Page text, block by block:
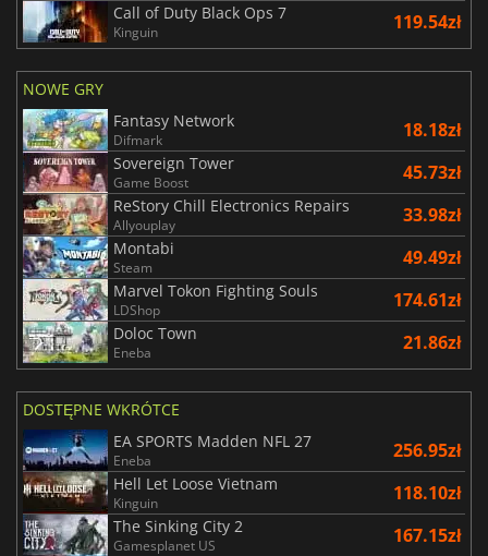
Call of Duty Black Ops 7
Kinguin 119.54zł
NOWE GRY
Fantasy Network
Difmark 18.18zł
Sovereign Tower
Game Boost 45.73zł
ReStory Chill Electronics Repairs
Allyouplay 33.98zł
Montabi
Steam 49.49zł
Marvel Tokon Fighting Souls
LDShop 174.61zł
Doloc Town
Eneba 21.86zł
DOSTĘPNE WKRÓTCE
EA SPORTS Madden NFL 27
Eneba 256.95zł
Hell Let Loose Vietnam
Kinguin 118.10zł
The Sinking City 2
Gamesplanet US 167.15zł